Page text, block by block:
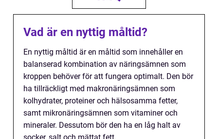
Vad är en nyttig måltid?
En nyttig måltid är en måltid som innehåller en
balanserad kombination av näringsämnen som
kroppen behöver för att fungera optimalt. Den bör
ha tillräckligt med makronäringsämnen som
kolhydrater, proteiner och hälsosamma fetter,
samt mikronäringsämnen som vitaminer och
mineraler. Dessutom bör den ha en låg halt av